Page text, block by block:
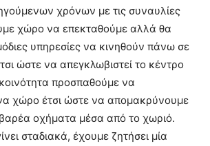
χρόνων με τις συναυλίες
χώρο να επεκταθούμε αλλά θα
υπηρεσίες να κινηθούν πάνω σε
ώστε να απεγκλωβιστεί το κέντρο
προσπαθούμε να
χώρο έτσι ώστε να απομακρύνουμε
οχήματα μέσα από το χωριό.
σταδιακά, έχουμε ζητήσει μία